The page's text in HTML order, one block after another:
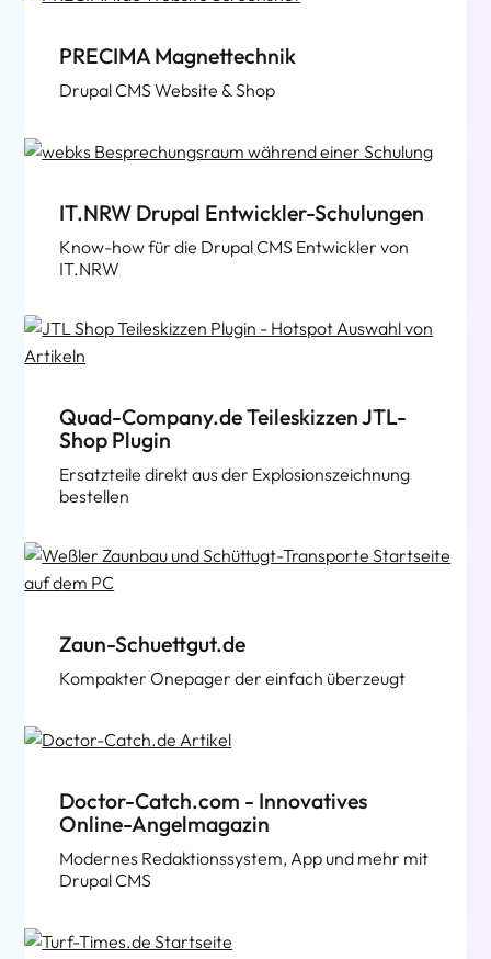
PRECIMA Magnettechnik
Drupal CMS Website & Shop
IT.NRW Drupal Entwickler-Schulungen
Know-how für die Drupal CMS Entwickler von
IT.NRW
Quad-Company.de Teileskizzen JTL-
Shop Plugin
Ersatzteile direkt aus der Explosionszeichnung
bestellen
Zaun-Schuettgut.de
Kompakter Onepager der einfach überzeugt
Doctor-Catch.com - Innovatives
Online-Angelmagazin
Modernes Redaktionssystem, App und mehr mit
Drupal CMS